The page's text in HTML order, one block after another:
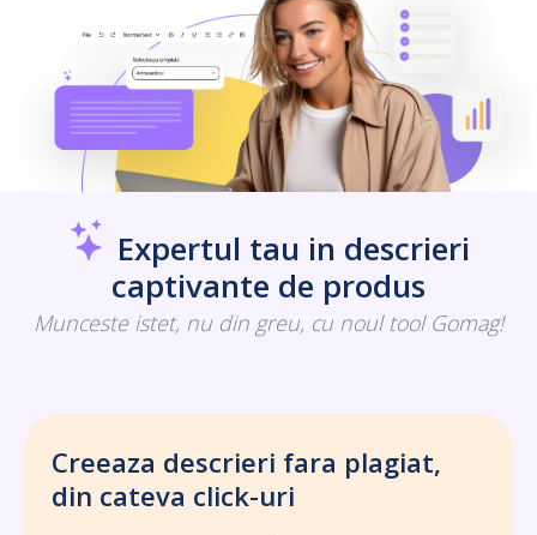
Expertul tau in descrieri
captivante de produs
Munceste istet, nu din greu, cu noul tool Gomag!
Creeaza descrieri fara plagiat,
din cateva click-uri